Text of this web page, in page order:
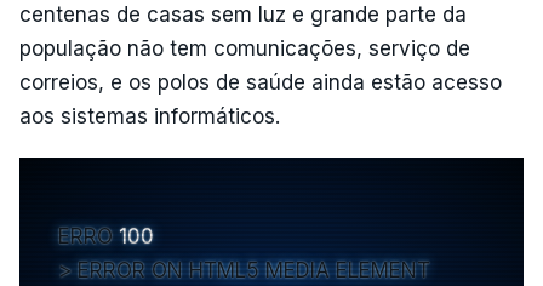
centenas de casas sem luz e grande parte da
população não tem comunicações, serviço de
correios, e os polos de saúde ainda estão acesso
aos sistemas informáticos.
ERRO 100
ERROR ON HTML5 MEDIA ELEMENT